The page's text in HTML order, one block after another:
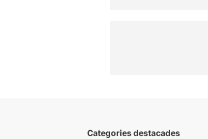
Categories destacades